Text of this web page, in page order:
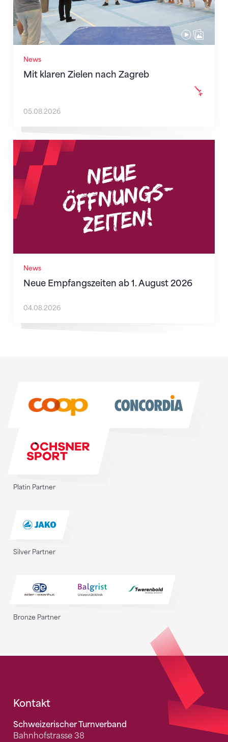
News
Mit klaren Zielen nach Zagreb
05.08.2026
News
Neue Empfangszeiten ab 1. August 2026
Neue Empfangszeiten ab 1. August 2026
04.08.2026
Platin Partner
Silver Partner
Bronze Partner
Fusszeile
Kontakt
Schweizerischer Turnverband
Bahnhofstrasse 38